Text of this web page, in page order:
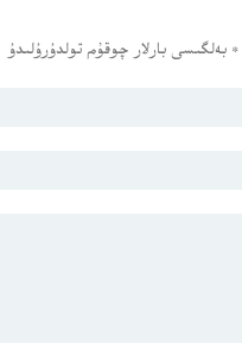
* بەلگىسى بارلار چوقۇم تولدۇرۇلىدۇ